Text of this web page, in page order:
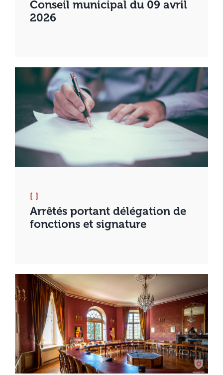
Conseil municipal du 09 avril
2026
[ ]
Arrêtés portant délégation de
fonctions et signature